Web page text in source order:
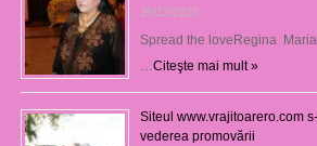
26/12/2023
Spread the loveRegina
…Citeşte mai mult »
Siteul www.vrajitoarero.com
vederea promovării